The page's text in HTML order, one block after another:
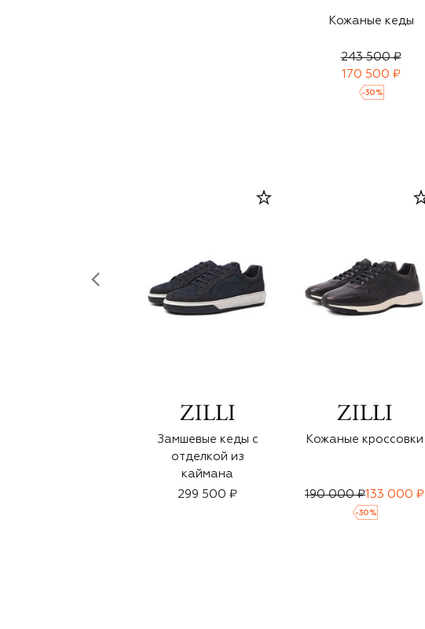
Кожаные кеды
243 500 ₽
170 500 ₽
-30 %
Замшевые кеды с
отделкой из
каймана
299 500 ₽
Кожаные кроссовки
190 000 ₽133 000 ₽
-30 %